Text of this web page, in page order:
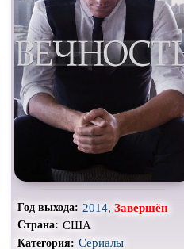
Про космос
Про оборотней
Про роботов
Про снайперов
Про тюрьму
Про шпионов
Роуд-муви
Год выхода: 2014, Завершён
Страна: США
Категория: Сериалы